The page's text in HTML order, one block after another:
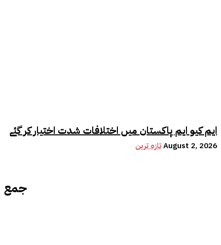
ایم کیو ایم پاکستان میں اختلافات شدت اختیار کر گئے
تازہ ترینAugust 2, 2026
جمع